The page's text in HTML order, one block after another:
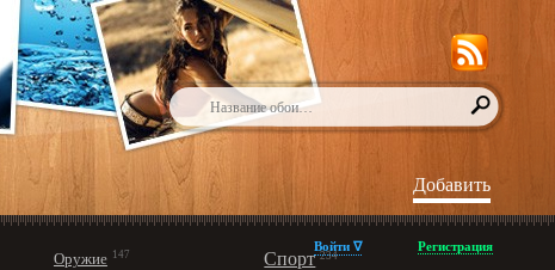
Добавить
Оружие 147 Спорт 234
Войти ∇ Регистрация